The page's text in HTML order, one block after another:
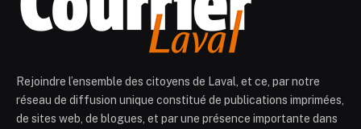
Rejoindre l’ensemble des citoyens de Laval, et ce, par notre
réseau de diffusion unique constitué de publications imprimées,
de sites web, de blogues, et par une présence importante dans